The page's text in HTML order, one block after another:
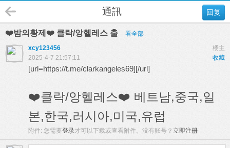
回复
通訊
❤️밤의황제❤️ 클락/앙헬레스 출
看全部
楼主
xcy123456
收藏
2025-4-7 21:57:11
[url=https://t.me/clarkangeles69][/url]
❤️클락/앙헬레스❤️ 베트남,중국,일
본,한국,러시아,미국,유럽
附件: 您需要登录才可以下载或查看附件。没有账号？ 立即注册